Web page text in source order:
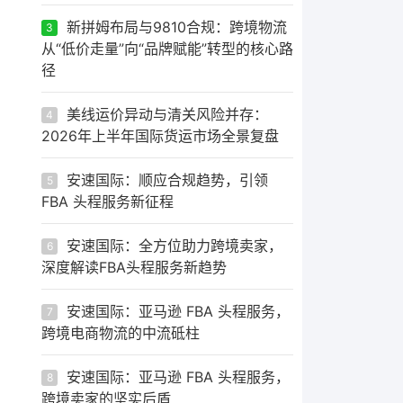
3
新拼姆布局与9810合规：跨境物流
从“低价走量”向“品牌赋能”转型的核心路
径
4
美线运价异动与清关风险并存：
2026年上半年国际货运市场全景复盘
5
安速国际：顺应合规趋势，引领
FBA 头程服务新征程
6
安速国际：全方位助力跨境卖家，
深度解读FBA头程服务新趋势
7
安速国际：亚马逊 FBA 头程服务，
跨境电商物流的中流砥柱
8
安速国际：亚马逊 FBA 头程服务，
跨境卖家的坚实后盾